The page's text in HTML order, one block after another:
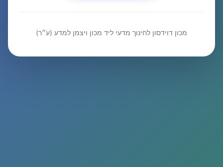
מכון דוידסון לחינוך מדעי ליד מכון ויצמן למדע (ע״ר)